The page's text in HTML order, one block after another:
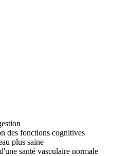
des fonctions cognitives
plus saine
santé vasculaire normale